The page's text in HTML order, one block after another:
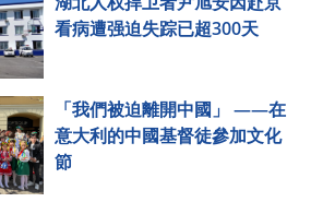
看病遭强迫失踪已超300天
「我們被迫離開中國」 ——在
意大利的中國基督徒參加文化
節